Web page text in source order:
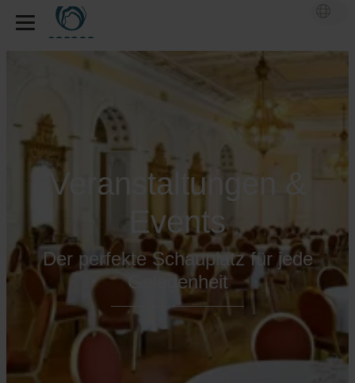
Veranstaltungen &
Events
Der perfekte Schauplatz für jede
Gelegenheit